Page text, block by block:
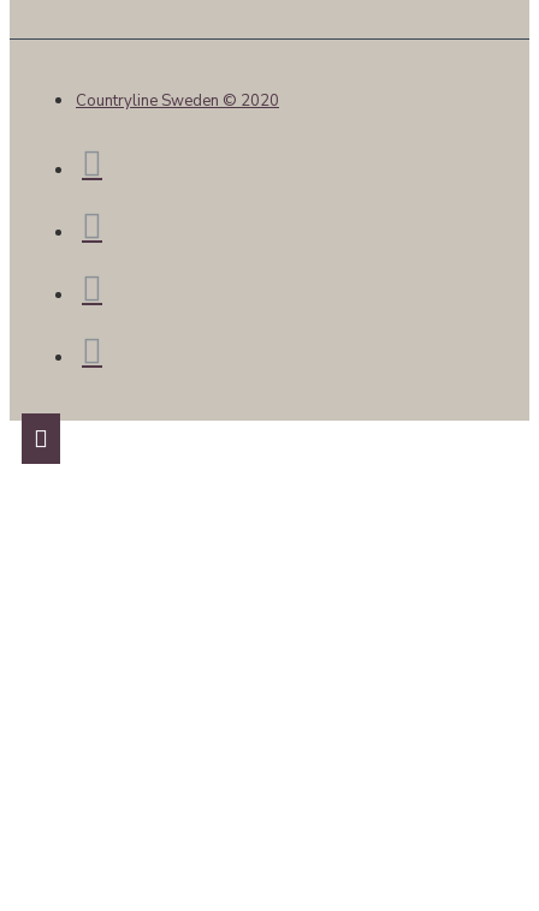
Countryline Sweden © 2020